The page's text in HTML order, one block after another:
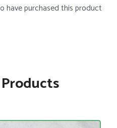
have purchased this product